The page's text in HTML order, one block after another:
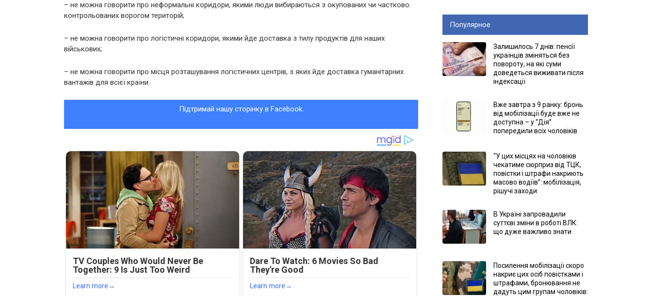
– не можна говорити про неформальні коридори, якими люди вибираються з окупованих чи частково
контрольованих ворогом територій;
– не можна говорити про логістичні коридори, якими йде доставка з тилу продуктів для наших
військових;
– не можна говорити про місця розташування логістичних центрів, з яких йде доставка гуманітарних
вантажів для всієї країни.
Підтримай нашу сторінку в Facebook.
Популярное
Залишилось 7 днів: пенсії
українців зміняться без
повороту, на які суми
доведеться виживати після
індексації
Вже завтра з 9 ранку: бронь
від мобілізації буде вже не
доступна – у “Дія”
попередили всіх чоловіків
“У цих місцях на чоловіків
чекатиме сюрприз від ТЦК,
повістки і штрафи накриють
масово водіїв”: мобілізація,
рішучі заходи
В Україні запровадили
суттєві зміни в роботі ВЛК:
що дуже важливо знати
Посилення мобілізації скоро
накриє цих осіб повістками і
штрафами, бронювання не
дадуть цим групам чоловіків: